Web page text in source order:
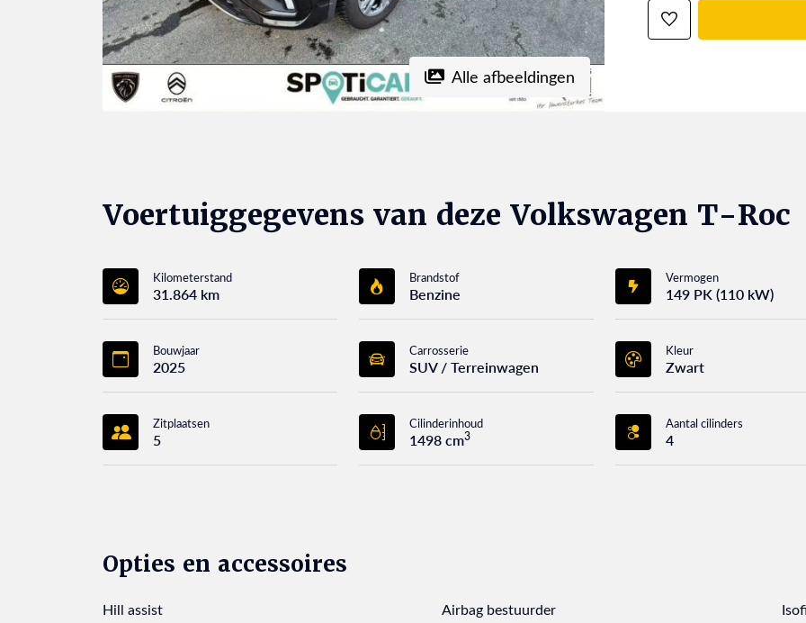
Alle afbeeldingen
Voertuiggegevens van deze Volkswagen T-Roc
Kilometerstand
31.864 km
Brandstof
Benzine
Vermogen
149 PK (110 kW)
Bouwjaar
2025
Carrosserie
SUV / Terreinwagen
Kleur
Zwart
Zitplaatsen
5
Cilinderinhoud
1498 cm3
Aantal cilinders
4
Opties en accessoires
Hill assist
Airbag bestuurder